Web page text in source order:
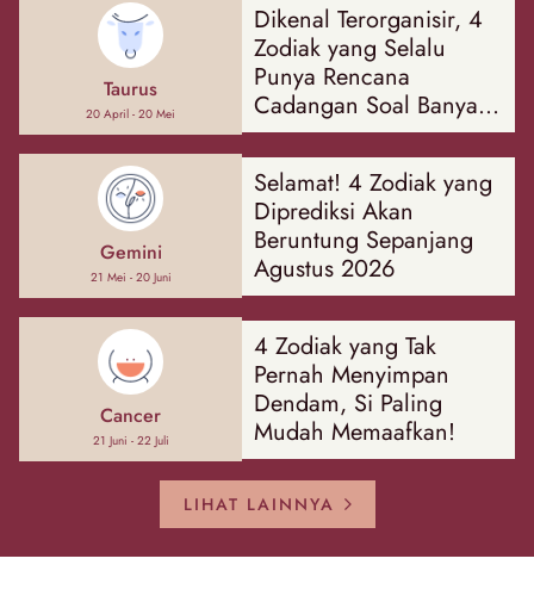
Taurus
20 April - 20 Mei
Dikenal Terorganisir, 4
Zodiak yang Selalu
Punya Rencana
Cadangan Soal Banyak
Hal
Gemini
21 Mei - 20 Juni
Selamat! 4 Zodiak yang
Diprediksi Akan
Beruntung Sepanjang
Agustus 2026
Cancer
21 Juni - 22 Juli
4 Zodiak yang Tak
Pernah Menyimpan
Dendam, Si Paling
Mudah Memaafkan!
LIHAT LAINNYA